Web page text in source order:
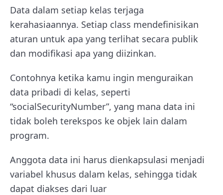
Data dalam setiap kelas terjaga
kerahasiaannya. Setiap class mendefinisikan
aturan untuk apa yang terlihat secara publik
dan modifikasi apa yang diizinkan.
Contohnya ketika kamu ingin menguraikan
data pribadi di kelas, seperti
“socialSecurityNumber”, yang mana data ini
tidak boleh terekspos ke objek lain dalam
program.
Anggota data ini harus dienkapsulasi menjadi
variabel khusus dalam kelas, sehingga tidak
dapat diakses dari luar